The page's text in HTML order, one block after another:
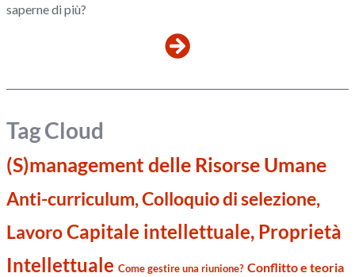
saperne di più?
Tag Cloud
(S)management delle Risorse Umane
Anti-curriculum, Colloquio di selezione,
LavoroCapitale intellettuale, Proprietà
Intellettuale Come gestire una riunione? Conflitto e teoria